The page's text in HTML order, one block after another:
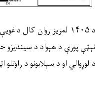
د ۱۴۰۵ لمریز روان کال د
نېټې پورې د هېواد د سیندیزو
د لوړوالي او د سېلابونو د راوتلو